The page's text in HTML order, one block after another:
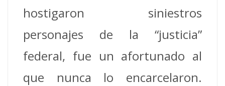
hostigaron siniestros
personajes de la “justicia”
federal, fue un afortunado al
que nunca lo encarcelaron.